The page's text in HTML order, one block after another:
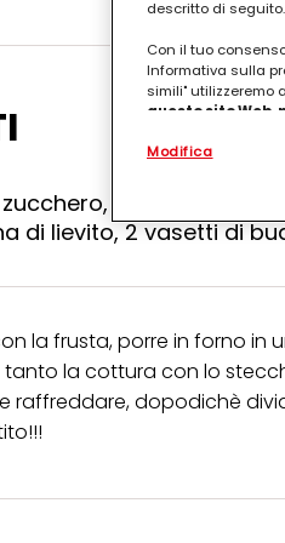
100 gr burro
di lievito, 2 vasetti di
la frusta, porre in forno in
la cottura con lo
dopodichè
descritto di seguito.
Con il tuo
Informativa sulla
simili" utilizzeremo
questo sito
.
(rispettivamente
terzi, conservare
identificati) su
qualsiasi momento
collegata nel piè
periodo di
"modifica" di
necessari per
Modifica